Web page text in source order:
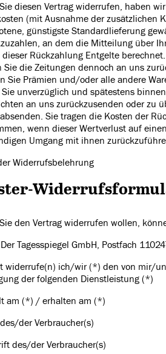
diesen Vertrag widerrufen, haben
(mit Ausnahme der zusätzlichen
günstigste Standardlieferung
an dem die Mitteilung über
dieser Rückzahlung Entgelte
Sie die Zeitungen dennoch an uns
Sie Prämien und/oder alle andere
unverzüglich und spätestens
an uns zurückzusenden oder zu
Sie tragen die Kosten der
wenn dieser Wertverlust auf
Umgang mit ihnen
Widerrufsbelehrung
den Vertrag widerrufen wollen,
Tagesspiegel GmbH, Postfach
widerrufe(n) ich/wir (*) den von mir/
der folgenden Dienstleistung (*)
am (*) / erhalten am (*)
der Verbraucher(s)
des/der Verbraucher(s)